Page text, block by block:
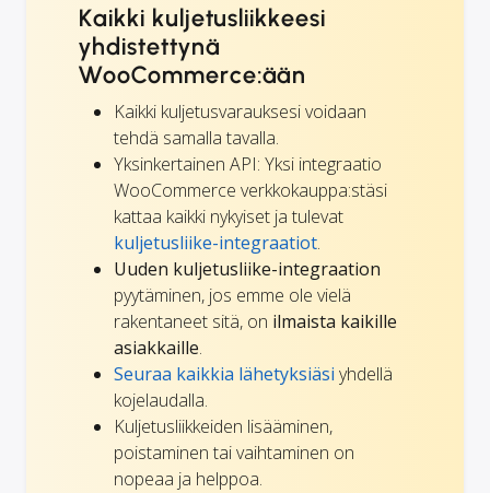
Kaikki kuljetusliikkeesi
yhdistettynä
WooCommerce:ään
Kaikki kuljetusvarauksesi voidaan
tehdä samalla tavalla.
Yksinkertainen API: Yksi integraatio
WooCommerce verkkokauppa:stäsi
kattaa kaikki nykyiset ja tulevat
kuljetusliike-integraatiot.
Uuden kuljetusliike-integraation
pyytäminen, jos emme ole vielä
rakentaneet sitä, on ilmaista kaikille
asiakkaille.
Seuraa kaikkia lähetyksiäsi yhdellä
kojelaudalla.
Kuljetusliikkeiden lisääminen,
poistaminen tai vaihtaminen on
nopeaa ja helppoa.